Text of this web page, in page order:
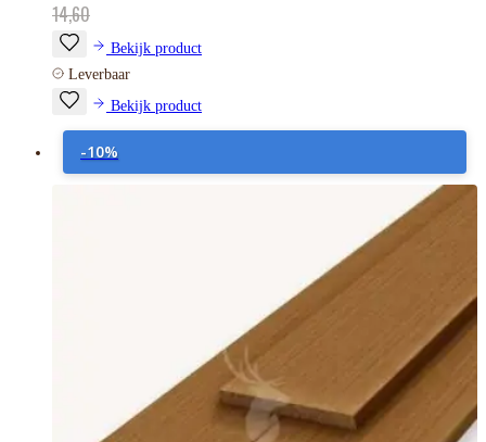
14,60
Bekijk product
Leverbaar
Bekijk product
-10%